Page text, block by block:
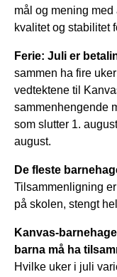
mål og mening
kvalitet og stabilitet
Ferie: Juli er
sammen ha fire
vedtektene til
sammenhengende
som slutter 1.
august.
De fleste
Tilsammenligning
på skolen, stengt
Kanvas-
barna må ha
Hvilke uker i juli